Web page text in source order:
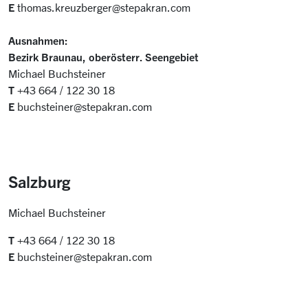
E thomas.kreuzberger@stepakran.com
Ausnahmen:
Bezirk Braunau, oberösterr. Seengebiet
Michael Buchsteiner
T +43 664 / 122 30 18
E buchsteiner@stepakran.com
Salzburg
Michael Buchsteiner
T +43 664 / 122 30 18
E buchsteiner@stepakran.com